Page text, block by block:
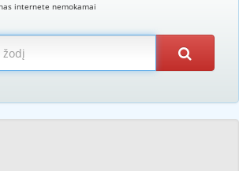
internete nemokamai